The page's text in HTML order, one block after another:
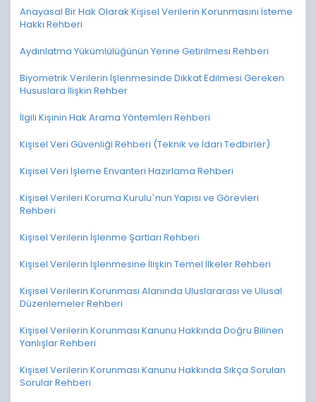
Anayasal Bir Hak Olarak Kişisel Verilerin Korunmasını İsteme
Hakkı Rehberi
Aydınlatma Yükümlülüğünün Yerine Getirilmesi Rehberi
Biyometrik Verilerin İşlenmesinde Dikkat Edilmesi Gereken
Hususlara İlişkin Rehber
İlgili Kişinin Hak Arama Yöntemleri Rehberi
Kişisel Veri Güvenliği Rehberi (Teknik ve İdari Tedbirler)
Kişisel Veri İşleme Envanteri Hazırlama Rehberi
Kişisel Verileri Koruma Kurulu`nun Yapısı ve Görevleri
Rehberi
Kişisel Verilerin İşlenme Şartları Rehberi
Kişisel Verilerin İşlenmesine İlişkin Temel İlkeler Rehberi
Kişisel Verilerin Korunması Alanında Uluslararası ve Ulusal
Düzenlemeler Rehberi
Kişisel Verilerin Korunması Kanunu Hakkında Doğru Bilinen
Yanlışlar Rehberi
Kişisel Verilerin Korunması Kanunu Hakkında Sıkça Sorulan
Sorular Rehberi